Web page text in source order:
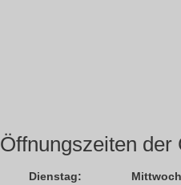
Öffnungszeiten der
Dienstag: